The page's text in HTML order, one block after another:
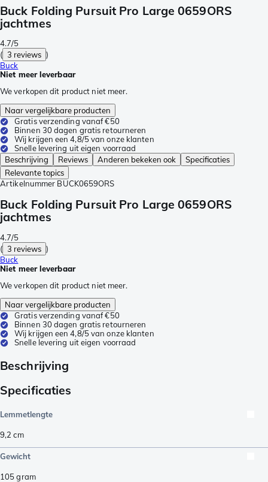
Buck Folding Pursuit Pro Large 0659ORS
jachtmes
4.7/5
( 3 reviews )
Buck
Niet meer leverbaar
We verkopen dit product niet meer.
Naar vergelijkbare producten
Gratis verzending vanaf €50
Binnen 30 dagen gratis retourneren
Wij krijgen een 4,8/5 van onze klanten
Snelle levering uit eigen voorraad
Beschrijving
Reviews Anderen bekeken ook
Specificaties
Relevante topics
Artikelnummer BUCK0659ORS
Buck Folding Pursuit Pro Large 0659ORS
jachtmes
4.7/5
( 3 reviews )
Buck
Niet meer leverbaar
We verkopen dit product niet meer.
Naar vergelijkbare producten
Gratis verzending vanaf €50
Binnen 30 dagen gratis retourneren
Wij krijgen een 4,8/5 van onze klanten
Snelle levering uit eigen voorraad
Beschrijving
Specificaties
Lemmetlengte
9,2 cm
Gewicht
105gram